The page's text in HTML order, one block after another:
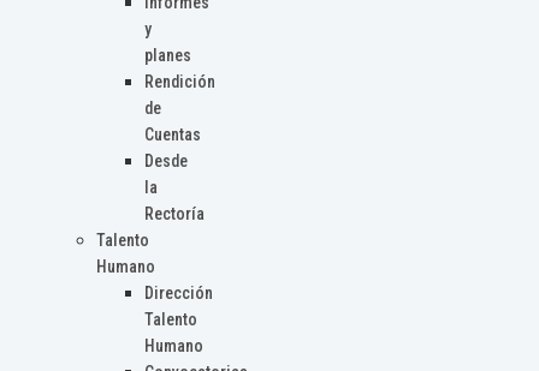
y
planes
Rendición
de
Cuentas
Desde
la
Rectoría
Talento
Humano
Dirección
Talento
Humano